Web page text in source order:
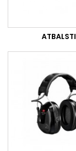
ATBALSTI